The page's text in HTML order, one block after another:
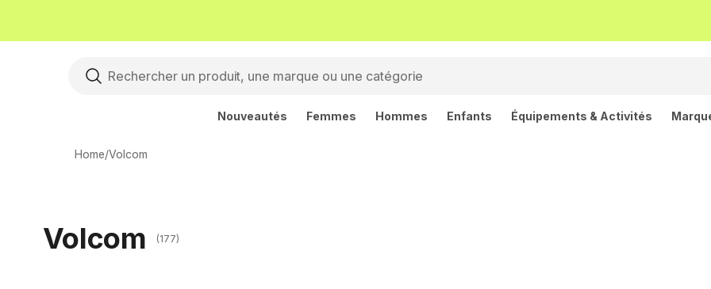
Nouveautés Femmes Hommes Enfants Équipements & Activités
Home/Volcom
Volcom (177)